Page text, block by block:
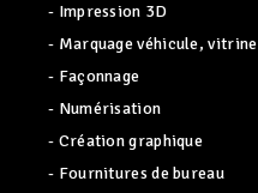
- Impression 3D
- Marquage véhicule, vitrine
- Façonnage
- Numérisation
- Création graphique
- Fournitures de bureau